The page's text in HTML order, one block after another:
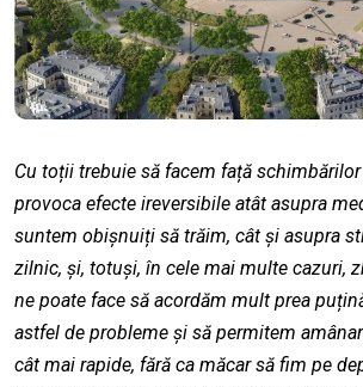
Cu toții trebuie să facem față
provoca efecte ireversibile atât asupra
suntem obișnuiți să trăim, cât și asupra
zilnic, și, totuși, în cele mai multe cazuri,
ne poate face să acordăm mult prea
astfel de probleme și să permitem
cât mai rapide, fără ca măcar să fim pe